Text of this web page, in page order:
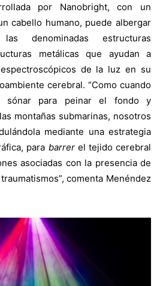
por Nanobright, con un
cabello humano, puede albergar
denominadas estructuras
metálicas que ayudan a
de la luz en su
cerebral. “Como cuando
sónar para peinar el fondo y
montañas submarinas, nosotros
mediante una estrategia
para barrerel tejido cerebral
asociadas con la presencia de
comenta Menéndez